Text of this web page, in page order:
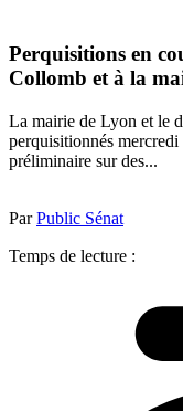
Perquisitions en
Collomb et à la
La mairie de Lyon et le
perquisitionnés
préliminaire sur des...
ParPublic Sénat
Temps de lecture :